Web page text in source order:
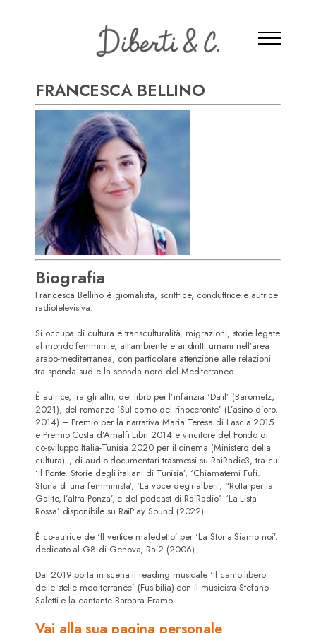
Home
Attori
Registi/Sceneggiatori
DoP
Musicisti
Contatti
FRANCESCA BELLINO
Biografia
Francesca Bellino è giornalista, scrittrice, conduttrice e autrice
radiotelevisiva.
Si occupa di cultura e transculturalità, migrazioni, storie legate
al mondo femminile, all’ambiente e ai diritti umani nell’area
arabo-mediterranea, con particolare attenzione alle relazioni
tra sponda sud e la sponda nord del Mediterraneo.
È autrice, tra gli altri, del libro per l’infanzia ‘Dalil’ (Barometz,
2021), del romanzo ‘Sul corno del rinoceronte’ (L’asino d’oro,
2014) – Premio per la narrativa Maria Teresa di Lascia 2015
e Premio Costa d’Amalfi Libri 2014 e vincitore del Fondo di
co-sviluppo Italia-Tunisia 2020 per il cinema (Ministero della
cultura) -, di audio-documentari trasmessi su RaiRadio3, tra cui
‘Il Ponte. Storie degli italiani di Tunisia’, ‘Chiamatemi Fufi.
Storia di una femminista’, ‘La voce degli alberi’, “Rotta per la
Galite, l’altra Ponza’, e del podcast di RaiRadio1 ‘La Lista
Rossa’ disponibile su RaiPlay Sound (2022).
È co-autrice de ‘Il vertice maledetto’ per ‘La Storia Siamo noi’,
dedicato al G8 di Genova, Rai2 (2006).
Dal 2019 porta in scena il reading musicale ‘Il canto libero
delle stelle mediterranee’ (Fusibilia) con il musicista Stefano
Saletti e la cantante Barbara Eramo.